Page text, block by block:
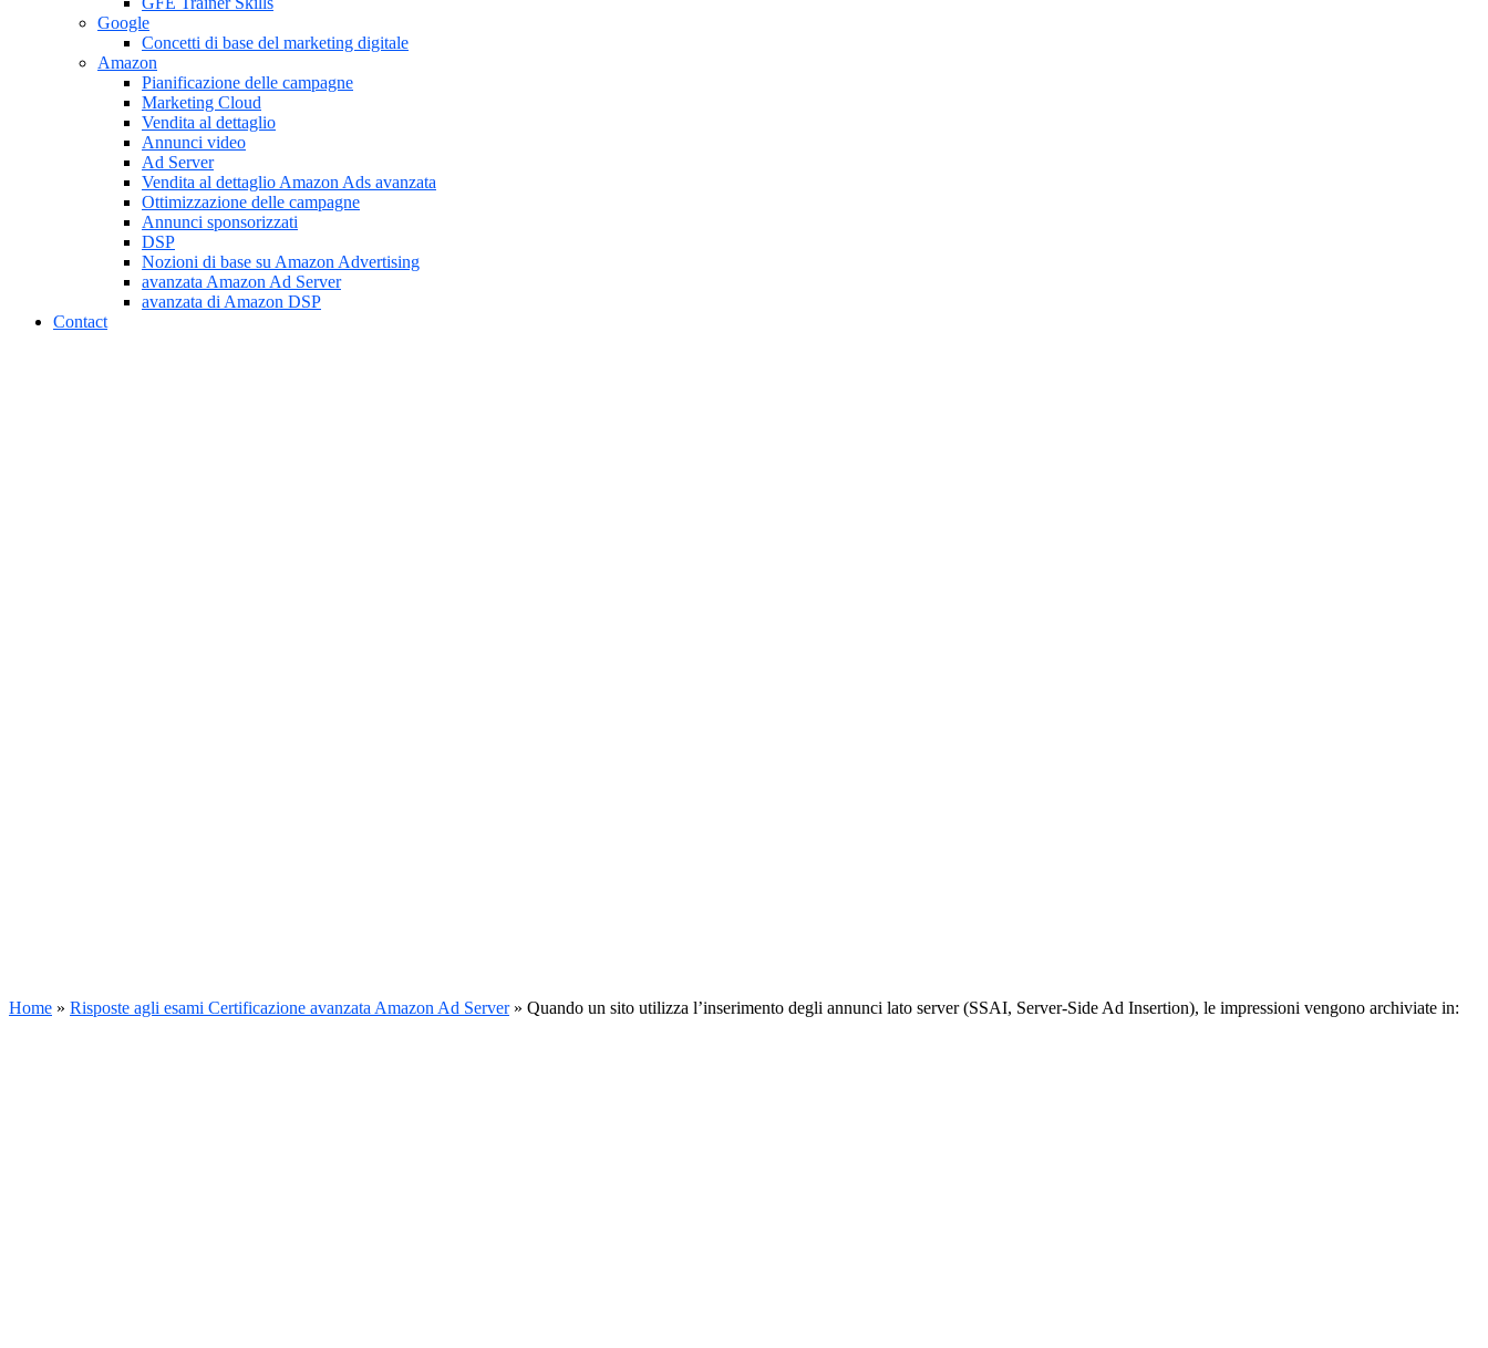
Google
Concetti di base del marketing digitale
Amazon
Pianificazione delle campagne
Marketing Cloud
Vendita al dettaglio
Annunci video
Ad Server
Vendita al dettaglio Amazon Ads avanzata
Ottimizzazione delle campagne
Annunci sponsorizzati
DSP
Nozioni di base su Amazon Advertising
avanzata Amazon Ad Server
avanzata di Amazon DSP
Contact
Home » Risposte agli esami Certificazione avanzata Amazon Ad Server» Quando un sito utilizza l’inserimento degli annunci lato server (SSAI, Server-Side Ad Insertion), le impressioni vengono archiviate in: